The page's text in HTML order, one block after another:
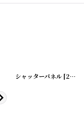
[20200401-9]
シャッターパネル [20200331-6